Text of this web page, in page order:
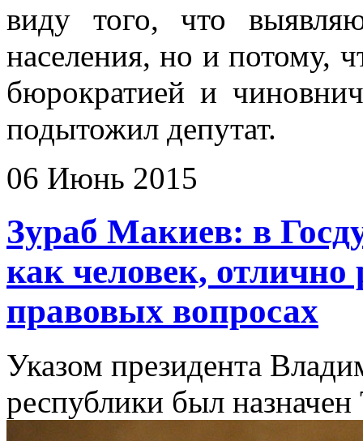
виду того, что
населения, но и потому,
бюрократией и
подытожил депутат.
06 Июнь 2015
Зураб Макиев: в
как человек,
правовых вопросах
Указом президента
республики был